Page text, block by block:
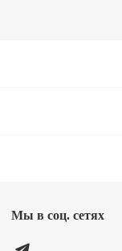
Мы в соц. cетях